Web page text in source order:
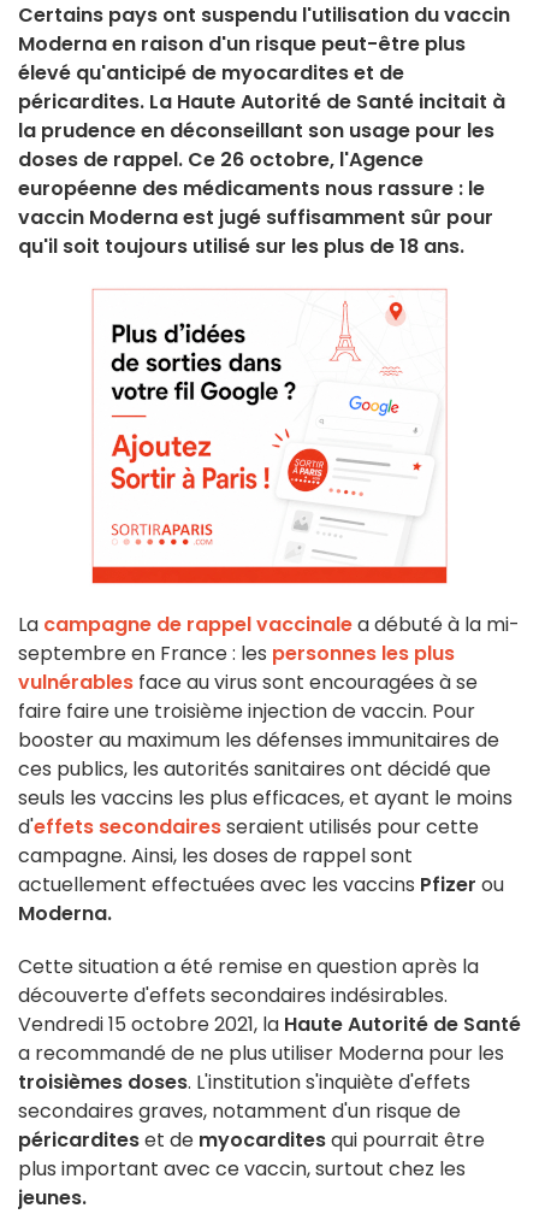
Certains pays ont suspendu l'utilisation du vaccin
Moderna en raison d'un risque peut-être plus
élevé qu'anticipé de myocardites et de
péricardites. La Haute Autorité de Santé incitait à
la prudence en déconseillant son usage pour les
doses de rappel. Ce 26 octobre, l'Agence
européenne des médicaments nous rassure : le
vaccin Moderna est jugé suffisamment sûr pour
qu'il soit toujours utilisé sur les plus de 18 ans.
La campagne de rappel vaccinalea débuté à la mi-
septembre en France : les personnes les plus
vulnérables face au virus sont encouragées à se
faire faire une troisième injection de vaccin. Pour
booster au maximum les défenses immunitaires de
ces publics, les autorités sanitaires ont décidé que
seuls les vaccins les plus efficaces, et ayant le moins
d'effets secondairesseraient utilisés pour cette
campagne. Ainsi, les doses de rappel sont
actuellement effectuées avec les vaccins Pfizer ou
Moderna.
Cette situation a été remise en question après la
découverte d'effets secondaires indésirables.
Vendredi 15 octobre 2021, la Haute Autorité de Santé
a recommandé de ne plus utiliser Moderna pour les
troisièmes doses. L'institution s'inquiète d'effets
secondaires graves, notamment d'un risque de
péricarditeset de myocarditesqui pourrait être
plus important avec ce vaccin, surtout chez les
jeunes.